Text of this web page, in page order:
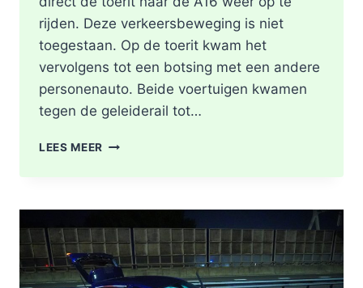
rijden. Deze verkeersbeweging is niet
toegestaan. Op de toerit kwam het
vervolgens tot een botsing met een andere
personenauto. Beide voertuigen kwamen
tegen de geleiderail tot…
LEES MEER GEWONDE
NA
ONGEVAL
TOERIT
A16
BERGSCHENHOEK